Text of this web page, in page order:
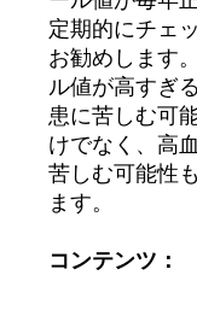
定期的にチェ
お勧めします
ル値が高すぎ
患に苦しむ可
けでなく、高
苦しむ可能性
ます。
コンテンツ：